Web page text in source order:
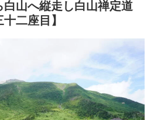
山へ縦走し白山禅定道
二座目】